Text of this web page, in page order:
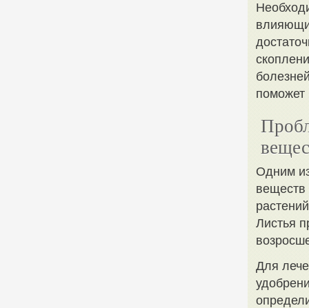
поможет
Одним
веществ
Листья
Для